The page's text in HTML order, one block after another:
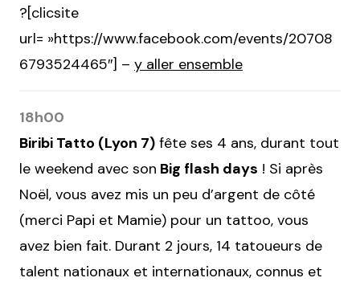
?[clicsite
url= »https://www.facebook.com/events/20708
6793524465″] – y aller ensemble
18h00
Biribi Tatto (Lyon 7) fête ses 4 ans, durant tout
le weekend avec son Big flash days ! Si après
Noël, vous avez mis un peu d’argent de côté
(merci Papi et Mamie) pour un tattoo, vous
avez bien fait. Durant 2 jours, 14 tatoueurs de
talent nationaux et internationaux, connus et